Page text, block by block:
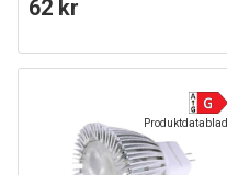
62 kr
Produktdatablad